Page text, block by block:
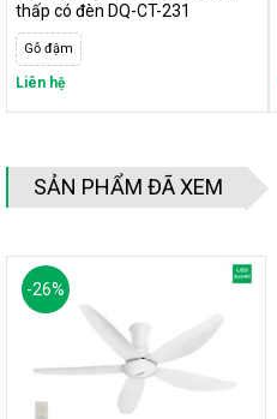
thấp có đèn DQ-CT-231
Gỗ đậm
Liên hệ
SẢN PHẨM ĐÃ XEM
-26%